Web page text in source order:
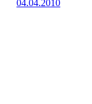
04.04.2010